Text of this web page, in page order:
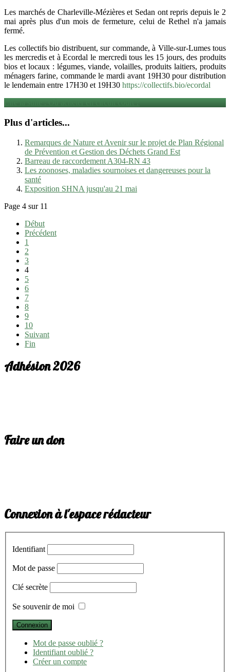
Les marchés de Charleville-Mézières et Sedan ont repris depuis le 2
mai après plus d'un mois de fermeture, celui de Rethel n'a jamais
fermé.
Les collectifs bio distribuent, sur commande, à Ville-sur-Lumes tous
les mercredis et à Ecordal le mercredi tous les 15 jours, des produits
bios et locaux : légumes, viande, volailles, produits laitiers, produits
ménagers farine, commande le mardi avant 19H30 pour distribution
le lendemain entre 17H30 et 19H30 https://collectifs.bio/ecordal
Lire la suite : Où acheter en circuit court ?
Plus d'articles...
Remarques de Nature et Avenir sur le projet de Plan Régional
de Prévention et Gestion des Déchets Grand Est
Barreau de raccordement A304-RN 43
Les zoonoses, maladies sournoises et dangereuses pour la
santé
Exposition SHNA jusqu'au 21 mai
Page 4 sur 11
Début
Précédent
1
2
3
4
5
6
7
8
9
10
Suivant
Fin
Adhésion 2026
Faire un don
Connexion à l'espace rédacteur
Identifiant
Mot de passe
Clé secrète
Se souvenir de moi
Mot de passe oublié ?
Identifiant oublié ?
Créer un compte